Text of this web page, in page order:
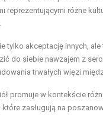
reprezentującymi różne
akceptację innych,
do siebie nawzajem z
trwałych więzi
promuje w kontekście
zasługują na